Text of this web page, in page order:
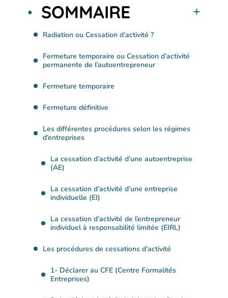
SOMMAIRE
Radiation ou Cessation d’activité ?
Fermeture temporaire ou Cessation d’activité
permanente de l’autoentrepreneur
Fermeture temporaire
Fermeture définitive
Les différentes procédures selon les régimes
d’entreprises
La cessation d’activité d’une autoentreprise
(AE)
La cessation d’activité d’une entreprise
individuelle (EI)
La cessation d’activité de l’entrepreneur
individuel à responsabilité limitée (EIRL)
Les procédures de cessations d’activité
1- Déclarer au CFE (Centre Formalités
Entreprises)